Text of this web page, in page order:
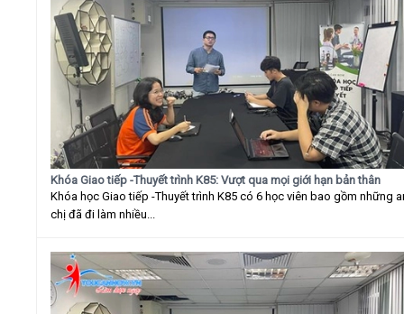
Khóa Giao tiếp -Thuyết trình K85: Vượt qua mọi giới hạn bản thân
Khóa học Giao tiếp -Thuyết trình K85 có 6 học viên bao gồm những
chị đã đi làm nhiều...